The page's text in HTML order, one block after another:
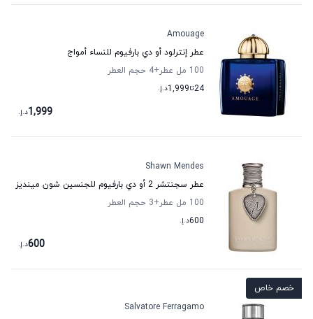
Amouage
عطر إنترلود أو دي بارفيوم للنساء أمواج
100 مل عطر
+4
حجم العطر
24تا1,999د.إ.
1,999د.إ.
Shawn Mendes
عطر سجنتشر 2 أو دي بارفيوم للجنسين شون مينديز
100 مل عطر
+3
حجم العطر
600د.إ.
600د.إ.
خصم خاص
Salvatore Ferragamo